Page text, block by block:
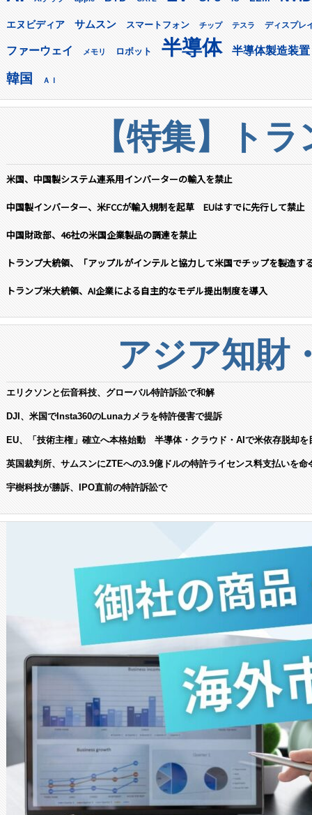
エヌビディア サムスン スマートフォン チップ テスラ ディスプレ
ファーウェイ メモリ ロボット 半導体 半導体製造装置
韓国 ＡＩ
【特集】ト
米国、中国製システム連系用インバーターの輸入を禁止
中国製インバーター、米FCCが輸入規制を起草 EUはすでに先行して禁止
中国財政部、46社の米国企業製品の調達を禁止
トランプ大統領、「アップルがインテルと協力して米国でチップを製造す
トランプ米大統領、AI企業による自主的なモデル提出制度を導入
アジア知財
エリクソンと伝音科技、グローバル特許訴訟で和解
DJI、米国でInsta360のLunaカメラを特許侵害で提訴
EU、「技術主権」確立へ本格始動 半導体・クラウド・AIで米依存脱却を
英国裁判所、サムスンにZTEへの3.9億ドルの特許ライセンス料支払いを命
宇樹科技が勝訴、IPO直前の特許訴訟で